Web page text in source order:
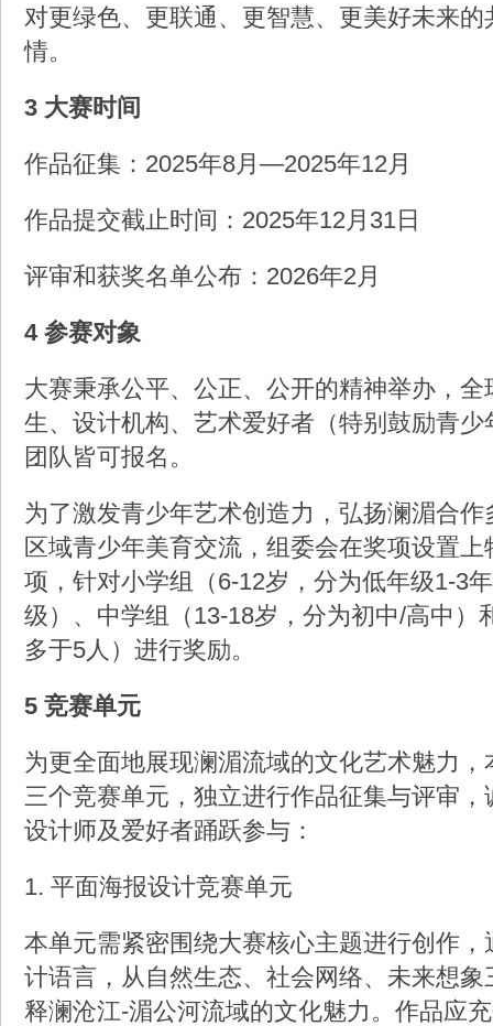
对更绿色、更联通、更智慧、更美好未来
情。
3 大赛时间
作品征集：2025年8月—2025年12月
作品提交截止时间：2025年12月31日
评审和获奖名单公布：2026年2月
4 参赛对象
大赛秉承公平、公正、公开的精神举办，
生、设计机构、艺术爱好者（特别鼓励青
团队皆可报名。
为了激发青少年艺术创造力，弘扬澜湄合
区域青少年美育交流，组委会在奖项设置
项，针对小学组（6-12岁，分为低年级1-3
级）、中学组（13-18岁，分为初中/高中）
多于5人）进行奖励。
5 竞赛单元
为更全面地展现澜湄流域的文化艺术魅力
三个竞赛单元，独立进行作品征集与评审
设计师及爱好者踊跃参与：
1. 平面海报设计竞赛单元
本单元需紧密围绕大赛核心主题进行创作
计语言，从自然生态、社会网络、未来想
释澜沧江-湄公河流域的文化魅力。作品应